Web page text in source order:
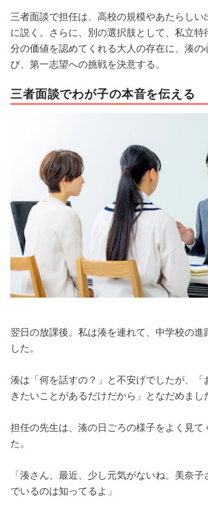
三者面談で担任は、高校の規模やあたらし
に説く。さらに、別の選択肢として、私立特
分の価値を認めてくれる大人の存在に、湊の
び、第一志望への挑戦を決意する。
三者面談でわが子の本音を伝える
翌日の放課後。私は湊を連れて、中学校の進
した。
湊は「何を話すの？」と不安げでしたが、
きたいことがあるだけだから」となだめまし
担任の先生は、湊の日ごろの様子をよく見て
た。
「湊さん、最近、少し元気がないね。美奈
でいるのは知ってるよ」